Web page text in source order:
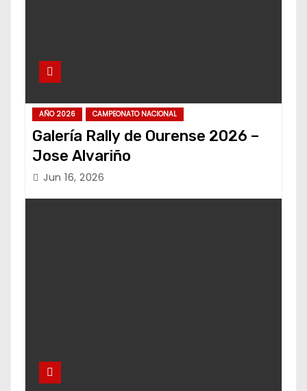
AÑO 2026 CAMPEONATO NACIONAL
Galería Rally de Ourense 2026 –
Jose Alvariño
Jun 16, 2026